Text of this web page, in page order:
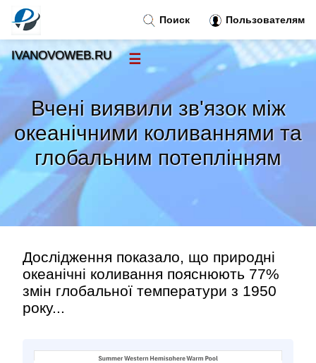
Вчені виявили зв'язок між
океанічними коливаннями та
глобальним потеплінням
Дослідження показало, що природні
океанічні коливання пояснюють 77%
змін глобальної температури з 1950
року...
Поиск Пользователям
IVANOVOWEB.RU ☰
Новости
Тренды новостей»
Рубрики»
Правила »